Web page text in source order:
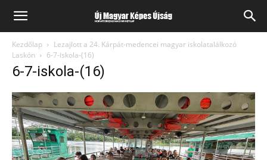
Kezdőlap
Lezajlott a 24. Kárpát-medencei magyar iskolatalálkozó
Laskón
6-7-iskola-(16)
6-7-iskola-(16)